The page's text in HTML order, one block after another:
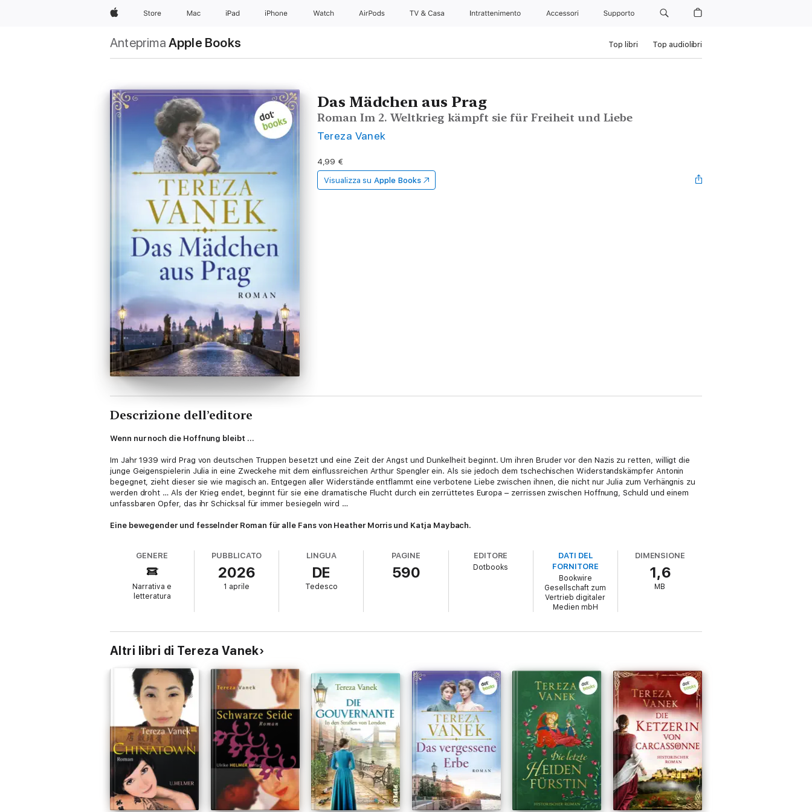
AppleStore Mac iPad iPhone Watch AirPods TV & Casa Intrattenimento Accessori Supporto
Anteprima Apple Books Top libri Top audiolibri
Das Mädchen aus Prag
Roman Im 2. Weltkrieg kämpft sie für Freiheit und Liebe
Tereza Vanek
4,99 €
Visualizza su Apple Books
Descrizione dell’editore
Wenn nur noch die Hoffnung bleibt …
Im Jahr 1939 wird Prag von deutschen Truppen besetzt und eine Zeit der Angst und Dunkelheit beginnt. Um ihren Bruder vor den Nazis zu retten, willigt die
junge Geigenspielerin Julia in eine Zweckehe mit dem einflussreichen Arthur Spengler ein. Als sie jedoch dem tschechischen Widerstandskämpfer Antonin
begegnet, zieht dieser sie wie magisch an. Entgegen aller Widerstände entflammt eine verbotene Liebe zwischen ihnen, die nicht nur Julia zum Verhängnis zu
werden droht … Als der Krieg endet, beginnt für sie eine dramatische Flucht durch ein zerrüttetes Europa – zerrissen zwischen Hoffnung, Schuld und einem
unfassbaren Opfer, das ihr Schicksal für immer besiegeln wird …
Eine bewegender und fesselnder Roman für alle Fans von Heather Morris und Katja Maybach.
GENERE
Narrativa e
letteratura
PUBBLICATO
2026
1 aprile
LINGUA
DE
Tedesco
PAGINE
590
EDITORE
Dotbooks
DATI DEL
FORNITORE
Bookwire
Gesellschaft zum
Vertrieb digitaler
Medien mbH
DIMENSIONE
1,6
MB
Altri libri di Tereza Vanek